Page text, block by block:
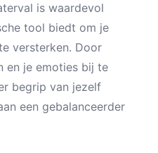
is waardevol
tool biedt om je
versterken. Door
en je emoties bij te
begrip van jezelf
een gebalanceerder